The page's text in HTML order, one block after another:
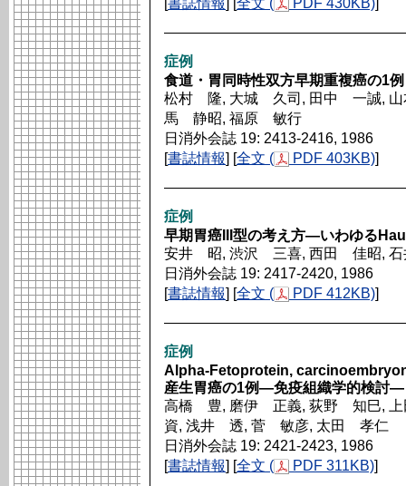
書誌情報 全文 ( PDF 430KB)
症例
食道・胃同時性双方早期重複癌の1例
松村 隆, 大城 久司, 田中 一誠,
馬 静昭, 福原 敏行
日消外会誌 19: 2413-2416, 1986
[書誌情報] [全文 ( PDF 403KB)]
症例
早期胃癌III型の考え方―いわゆる
安井 昭, 渋沢 三喜, 西田 佳昭,
日消外会誌 19: 2417-2420, 1986
[書誌情報] [全文 ( PDF 412KB)]
症例
Alpha-Fetoprotein,
産生胃癌の1例―免疫組織学的検討―
高橋 豊, 磨伊 正義, 荻野 知巳,
資, 浅井 透, 菅 敏彦, 太田 孝仁
日消外会誌 19: 2421-2423, 1986
[書誌情報] [全文 ( PDF 311KB)]